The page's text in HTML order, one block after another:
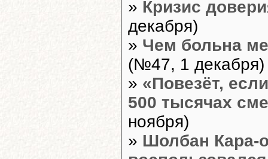
» Кризис
декабря)
» Чем больна
(№47, 1 декабря)
» «Повезёт,
500 тысячах
ноября)
» Шолбан Кара-